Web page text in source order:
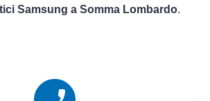
Samsung a Somma Lombardo.